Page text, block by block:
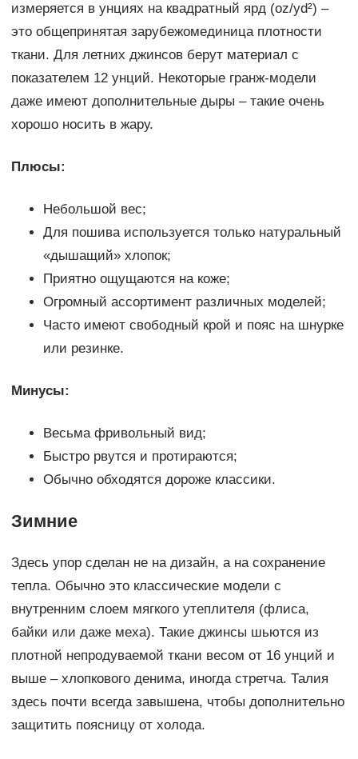
измеряется в унциях на квадратный ярд (oz/yd²) –
это общепринятая зарубежомединица плотности
ткани. Для летних джинсов берут материал с
показателем 12 унций. Некоторые гранж-модели
даже имеют дополнительные дыры – такие очень
хорошо носить в жару.
Плюсы:
Небольшой вес;
Для пошива используется только натуральный
«дышащий» хлопок;
Приятно ощущаются на коже;
Огромный ассортимент различных моделей;
Часто имеют свободный крой и пояс на шнурке
или резинке.
Минусы:
Весьма фривольный вид;
Быстро рвутся и протираются;
Обычно обходятся дороже классики.
Зимние
Здесь упор сделан не на дизайн, а на сохранение
тепла. Обычно это классические модели с
внутренним слоем мягкого утеплителя (флиса,
байки или даже меха). Такие джинсы шьются из
плотной непродуваемой ткани весом от 16 унций и
выше – хлопкового денима, иногда стретча. Талия
здесь почти всегда завышена, чтобы дополнительно
защитить поясницу от холода.